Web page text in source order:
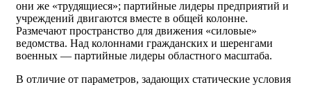
они же «трудящиеся»; партийные лидеры предприятий и
учреждений двигаются вместе в общей колонне.
Размечают пространство для движения «силовые»
ведомства. Над колоннами гражданских и шеренгами
военных — партийные лидеры областного масштаба.
В отличие от параметров, задающих статические условия